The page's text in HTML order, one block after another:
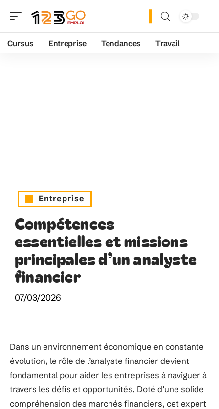
Cursus Entreprise Tendances Travail
Entreprise
Compétences
essentielles et missions
principales d’un analyste
financier
07/03/2026
Dans un environnement économique en constante
évolution, le rôle de l’analyste financier devient
fondamental pour aider les entreprises à naviguer à
travers les défis et opportunités. Doté d’une solide
compréhension des marchés financiers, cet expert